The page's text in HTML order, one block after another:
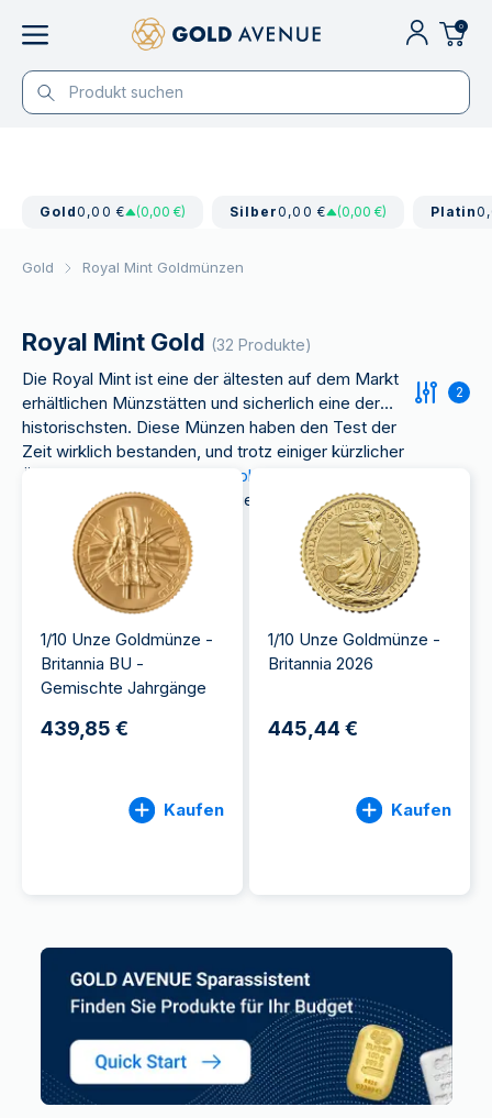
0
Gold0,00 € (0,00 €) Silber0,00 € (0,00 €) Platin
Gold Royal Mint Goldmünzen
Royal Mint Gold (32 Produkte)
Die Royal Mint ist eine der ältesten auf dem Markt
erhältlichen Münzstätten und sicherlich eine der
historischsten. Diese Münzen haben den Test der
Zeit wirklich bestanden, und trotz einiger kürzlicher
Änderungen haben sie ihre
Goldmünzen
neuen internationalen Markt geöffnet.
2
1/10 Unze Goldmünze -
Britannia BU -
Gemischte Jahrgänge
439,85 €
Kaufen
1/10 Unze Goldmünze -
Britannia 2026
445,44 €
Kaufen